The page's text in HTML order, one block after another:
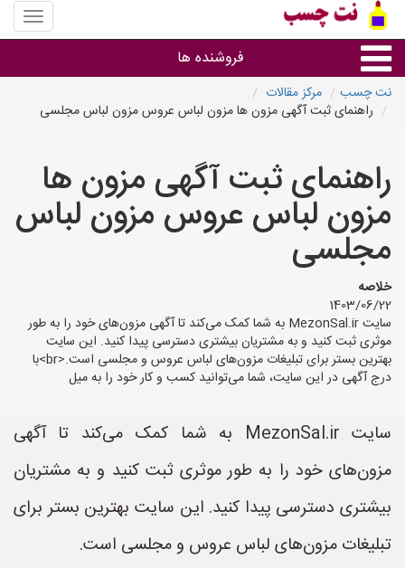
منوی
سایت
چسب
فروشنده ها
گروه ها
استان ها
نت چسب
مرکز مقالات
راهنمای ثبت آگهی مزون ها مزون لباس عروس مزون لباس مجلسی
راهنمای ثبت آگهی مزون ها
مزون لباس عروس مزون لباس
مجلسی
خلاصه
1403/06/22
سایت MezonSal.ir به شما کمک می‌کند تا آگهی مزون‌های خود را به طور
موثری ثبت کنید و به مشتریان بیشتری دسترسی پیدا کنید. این سایت
بهترین بستر برای تبلیغات مزون‌های لباس عروس و مجلسی است.<br>با
درج آگهی در این سایت، شما می‌توانید کسب و کار خود را به میل
سایت MezonSal.ir به شما کمک می‌کند تا آگهی
مزون‌های خود را به طور موثری ثبت کنید و به مشتریان
بیشتری دسترسی پیدا کنید. این سایت بهترین بستر برای
تبلیغات مزون‌های لباس عروس و مجلسی است.